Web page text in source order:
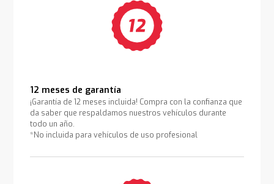
12 meses de garantía
¡Garantía de 12 meses incluida! Compra con la confianza que
da saber que respaldamos nuestros vehículos durante
todo un año.
*No incluida para vehículos de uso profesional